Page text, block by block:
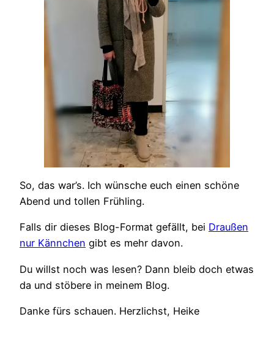
So, das war’s. Ich wünsche euch einen schöne
Abend und tollen Frühling.
Falls dir dieses Blog-Format gefällt, bei Draußen
nur Kännchen gibt es mehr davon.
Du willst noch was lesen? Dann bleib doch etwas
da und stöbere in meinem Blog.
Danke fürs schauen. Herzlichst, Heike